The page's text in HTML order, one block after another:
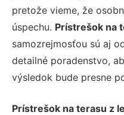
pretože vieme, že
úspechu. Prístrešok na
samozrejmosťou sú aj
detailné poradenstvo,
výsledok bude presne
Prístrešok na terasu z